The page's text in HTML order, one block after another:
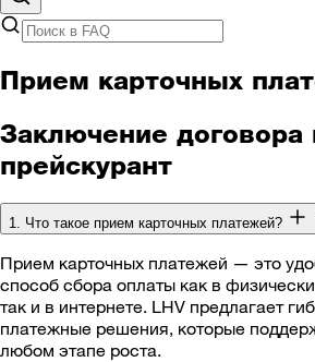
Прием карточных
Заключение договора
прейскурант
1. Что такое прием карточных платежей?
Прием карточных платежей — это
способ сбора оплаты как в
так и в интернете. LHV предлагает
платежные решения, которые
любом этапе роста.